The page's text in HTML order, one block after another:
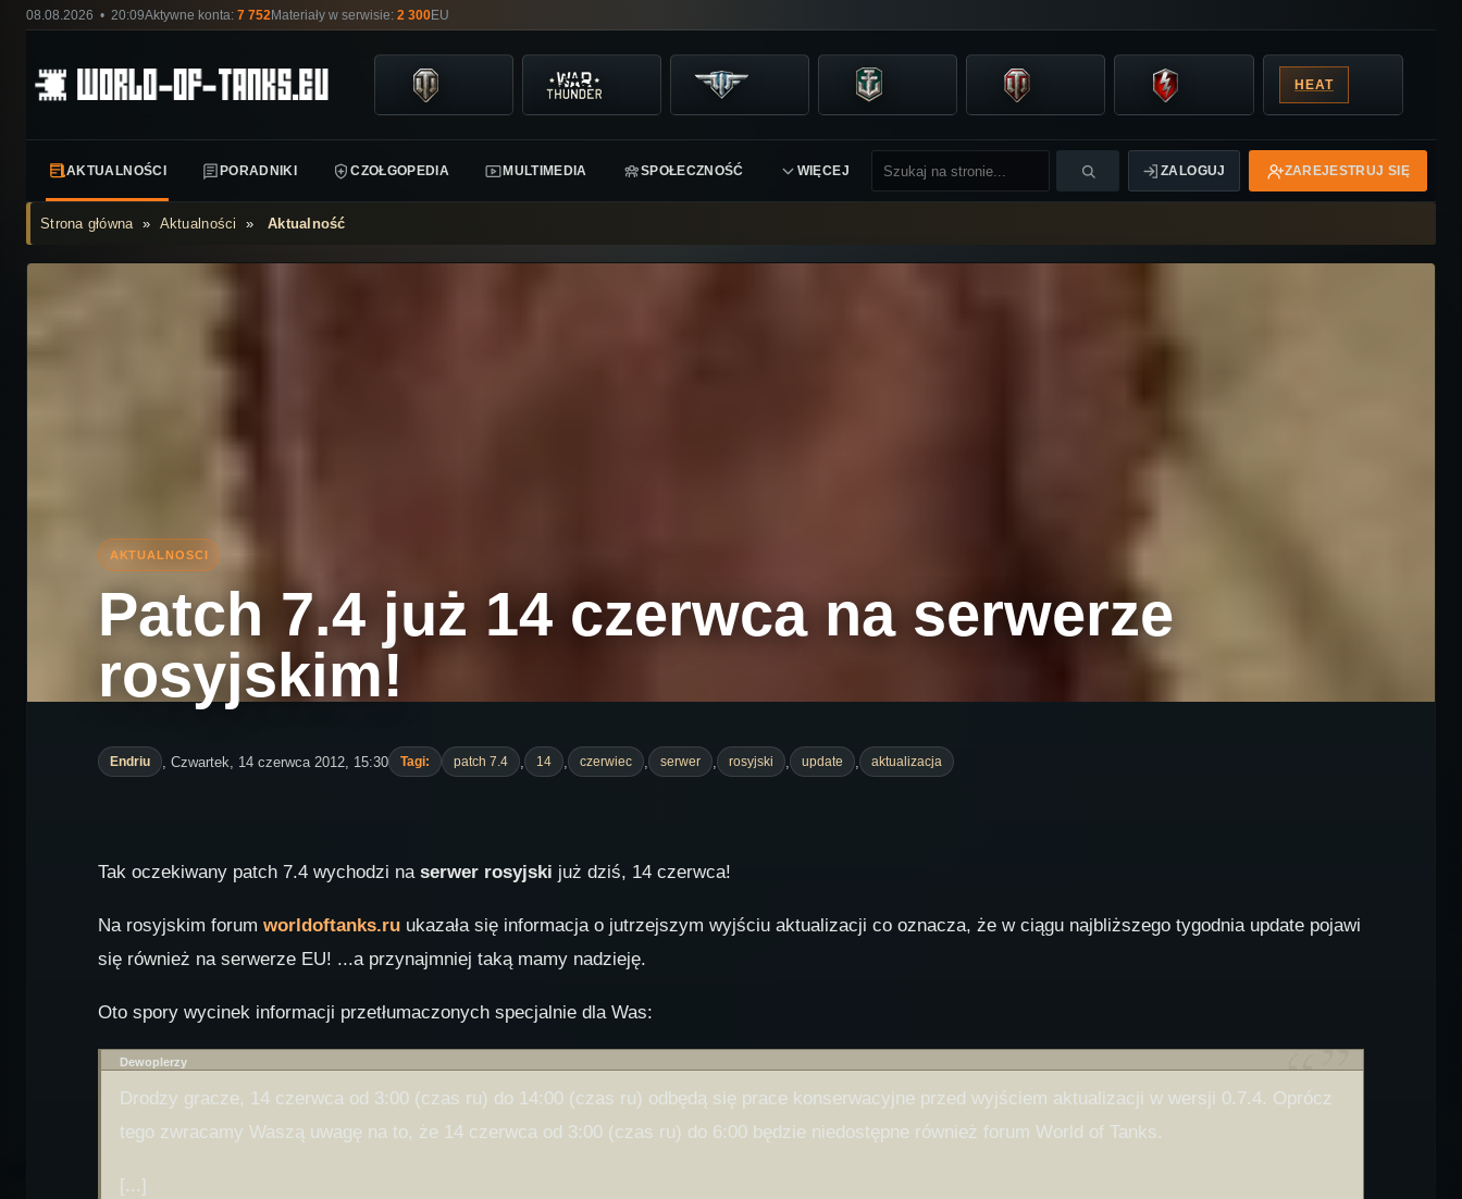
08.08.2026 • 20:09Aktywne konta: 7 752Materiały w serwisie: 2 300EU
HEAT
AKTUALNOŚCI PORADNIKI CZOŁGOPEDIA MULTIMEDIA SPOŁECZNOŚĆ WIĘCEJ ZALOGUJ ZAREJESTRUJ SIĘ
Strona główna» Aktualności »Aktualność
Patch 7.4 już 14 czerwca na serwerze
rosyjskim!
Endriu , Czwartek, 14 czerwca 2012, 15:30 Tagi: patch 7.4 , 14 , czerwiec , serwer , rosyjski , update , aktualizacja
Tak oczekiwany patch 7.4 wychodzi na serwer rosyjski już dziś, 14 czerwca!
Na rosyjskim forum worldoftanks.ruukazała się informacja o jutrzejszym wyjściu aktualizacji co oznacza, że w ciągu najbliższego tygodnia update pojawi
się również na serwerze EU! ...a przynajmniej taką mamy nadzieję.
Oto spory wycinek informacji przetłumaczonych specjalnie dla Was:
Dewoplerzy
Drodzy gracze, 14 czerwca od 3:00 (czas ru) do 14:00 (czas ru) odbędą się prace konserwacyjne przed wyjściem aktualizacji w wersji 0.7.4. Oprócz
tego zwracamy Waszą uwagę na to, że 14 czerwca od 3:00 (czas ru) do 6:00 będzie niedostępne również forum World of Tanks.
[...]